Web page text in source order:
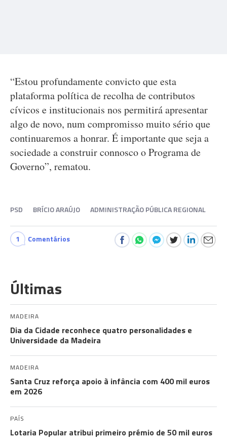
“Estou profundamente convicto que esta
plataforma política de recolha de contributos
cívicos e institucionais nos permitirá apresentar
algo de novo, num compromisso muito sério que
continuaremos a honrar. É importante que seja a
sociedade a construir connosco o Programa de
Governo”, rematou.
PSD BRÍCIO ARAÚJO ADMINISTRAÇÃO PÚBLICA REGIONAL
1 Comentários
Últimas
MADEIRA
Dia da Cidade reconhece quatro personalidades e
Universidade da Madeira
MADEIRA
Santa Cruz reforça apoio à infância com 400 mil euros
em 2026
PAÍS
Lotaria Popular atribui primeiro prémio de 50 mil euros